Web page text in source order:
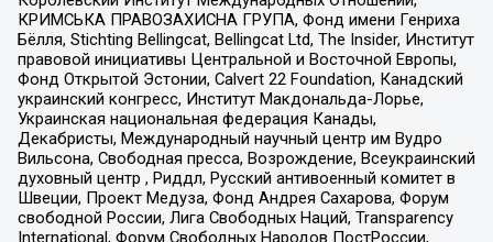
КРИМСЬКА ПРАВОЗАХИСНА ГРУПА, Фонд имени Генриха
Бёлля, Stichting Bellingcat, Bellingcat Ltd, The Insider, Институт
правовой инициативы Центральной и Восточной Европы,
Фонд Открытой Эстонии, Calvert 22 Foundation, Канадский
украинский конгресс, Институт Макдональда-Лорье,
Украинская национальная федерация Канады,
Декабристы, Международный научный центр им Вудро
Вильсона, Свободная пресса, Возрождение, Всеукраинский
духовный центр , Риддл, Русский антивоенный комитет в
Швеции, Проект Медуза, Фонд Андрея Сахарова, Форум
свободной России, Лига Свободных Наций, Transparеncy
International, Форум Свободных Народов ПостРоссии,